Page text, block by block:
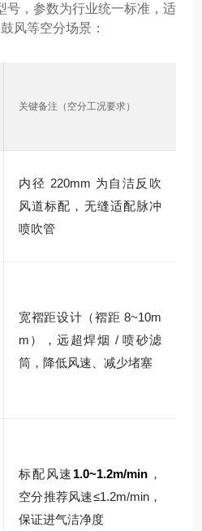
号，参数为行业统一标准，适
风等空分场景：
关键备注（空分工况要求）
内径 220mm 为自洁反吹
风道标配，无缝适配脉冲
喷吹管
宽褶距设计（褶距 8~10m
m），远超焊烟 / 喷砂滤
筒，降低风速、减少堵塞
标配风速 1.0~1.2m/min ，
空分推荐风速≤1.2m/min，
保证进气洁净度